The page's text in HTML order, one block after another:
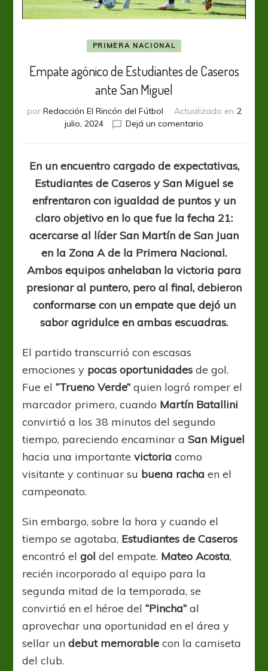
PRIMERA NACIONAL
Empate agónico de Estudiantes de Caseros
ante San Miguel
por Redacción El Rincón del Fútbol Actualizado en 2
julio, 2024
Dejá un comentario
de
Estudiantes
de
Caseros
ante
San
Miguel
En un encuentro cargado de expectativas,
Estudiantes de Caseros y San Miguel se
enfrentaron con igualdad de puntos y un
claro objetivo en lo que fue la fecha 21:
acercarse al líder San Martín de San Juan
en la Zona A de la Primera Nacional.
Ambos equipos anhelaban la victoria para
presionar al puntero, pero al final, debieron
conformarse con un empate que dejó un
sabor agridulce en ambas escuadras.
El partido transcurrió con escasas
emociones y pocas oportunidades de gol.
Fue el “Trueno Verde” quien logró romper el
marcador primero, cuando Martín Batallini
convirtió a los 38 minutos del segundo
tiempo, pareciendo encaminar aSan Miguel
hacia una importantevictoria como
visitante y continuar su buena racha en el
campeonato.
Sin embargo, sobre la hora y cuando el
tiempo se agotaba, Estudiantes de Caseros
encontró elgol del empate. Mateo Acosta,
recién incorporado al equipo para la
segunda mitad de la temporada, se
convirtió en el héroe del“Pincha” al
aprovechar una oportunidad en el área y
sellar undebut memorable con la camiseta
del club.